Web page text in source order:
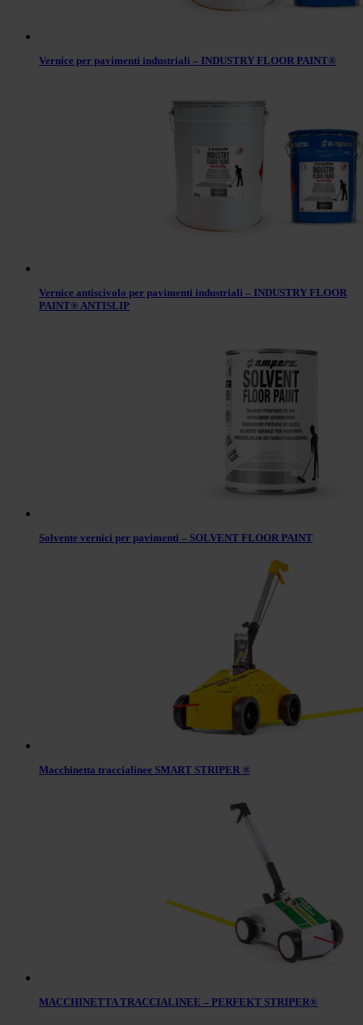
Vernice per pavimenti industriali – INDUSTRY FLOOR PAINT®
Vernice antiscivolo per pavimenti industriali – INDUSTRY FLOOR
PAINT® ANTISLIP
Solvente vernici per pavimenti – SOLVENT FLOOR PAINT
Macchinetta traccialinee SMART STRIPER ®
MACCHINETTA TRACCIALINEE – PERFEKT STRIPER®